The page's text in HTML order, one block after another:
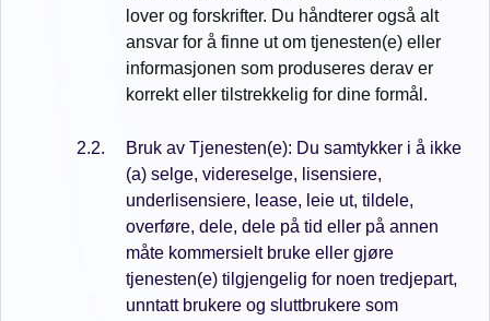
lover og forskrifter. Du håndterer også alt
ansvar for å finne ut om tjenesten(e) eller
informasjonen som produseres derav er
korrekt eller tilstrekkelig for dine formål.
Bruk av Tjenesten(e): Du samtykker i å ikke
(a) selge, videreselge, lisensiere,
underlisensiere, lease, leie ut, tildele,
overføre, dele, dele på tid eller på annen
måte kommersielt bruke eller gjøre
tjenesten(e) tilgjengelig for noen tredjepart,
unntatt brukere og sluttbrukere som